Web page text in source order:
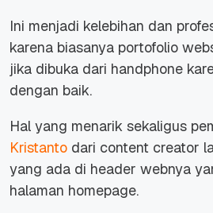
Ini menjadi kelebihan dan
karena biasanya portofolio
jika dibuka dari handphone
dengan baik.
Hal yang menarik sekaligus
Kristanto dari content creator
yang ada di header webnya
halaman homepage.